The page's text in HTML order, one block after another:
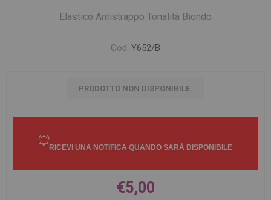
Elastico Antistrappo Tonalità Biondo
Cod: Y652/B
PRODOTTO NON DISPONIBILE.
€5,00